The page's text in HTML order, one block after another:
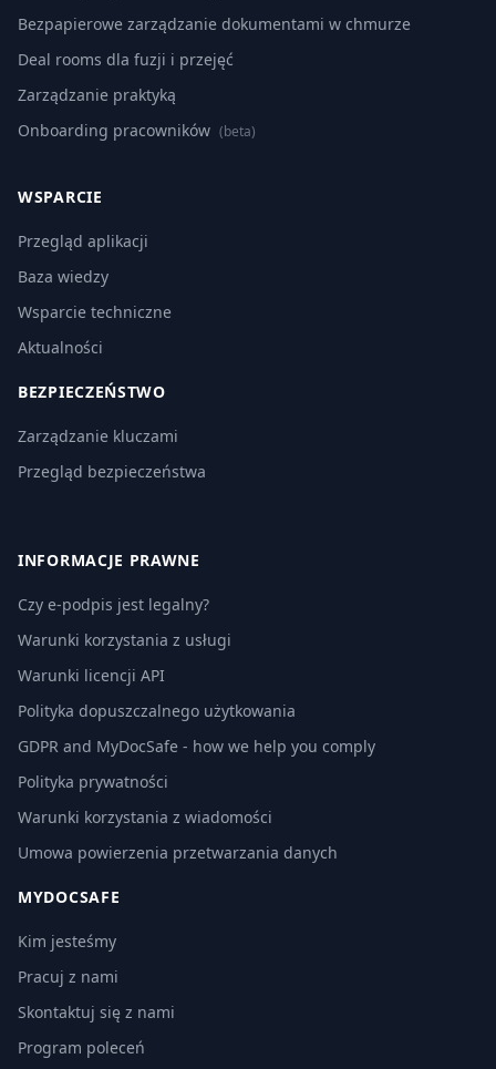
Bezpapierowe zarządzanie dokumentami w chmurze
Deal rooms dla fuzji i przejęć
Zarządzanie praktyką
Onboarding pracowników (beta)
WSPARCIE
Przegląd aplikacji
Baza wiedzy
Wsparcie techniczne
Aktualności
BEZPIECZEŃSTWO
Zarządzanie kluczami
Przegląd bezpieczeństwa
INFORMACJE PRAWNE
Czy e-podpis jest legalny?
Warunki korzystania z usługi
Warunki licencji API
Polityka dopuszczalnego użytkowania
GDPR and MyDocSafe - how we help you comply
Polityka prywatności
Warunki korzystania z wiadomości
Umowa powierzenia przetwarzania danych
MYDOCSAFE
Kim jesteśmy
Pracuj z nami
Skontaktuj się z nami
Program poleceń